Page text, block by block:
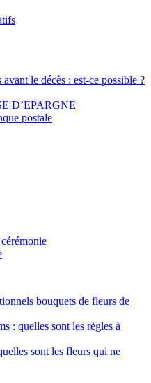
le décès : est-ce possible ?
D’EPARGNE
postale
bouquets de fleurs de
: quelles sont les règles à
sont les fleurs qui ne